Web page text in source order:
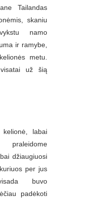
Tailandas
skaniu
namo
ir ramybe,
metu.
už šią
kelionė, labai
praleidome
džiaugiuosi
per jus
buvo
padėkoti